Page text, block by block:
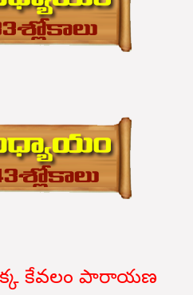
కేవలం పారాయణ